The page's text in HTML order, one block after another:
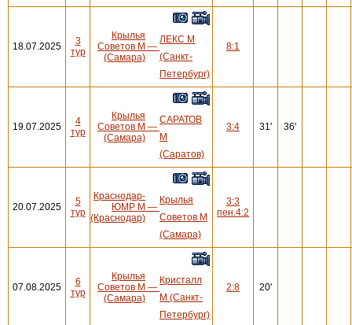
18.07.2025
3
тур
Крылья
Советов М
(Самара)
—
ЛЕКС М
(Санкт-
Петербург)
8:1
19.07.2025
4
тур
Крылья
Советов М
(Самара)
—
САРАТОВ
М
(Саратов)
3:4 31' 36'
20.07.2025
5
тур
Краснодар-
ЮМР М
(Краснодар)
—
Крылья
Советов М
(Самара)
3:3
пен.4:2
07.08.2025
6
тур
Крылья
Советов М
(Самара)
—
Кристалл
М (Санкт-
Петербург)
2:8 20'